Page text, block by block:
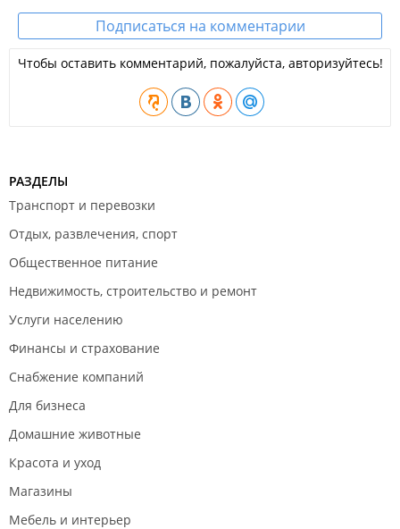
Подписаться на комментарии
Чтобы оставить комментарий, пожалуйста, авторизуйтесь!
РАЗДЕЛЫ
Транспорт и перевозки
Отдых, развлечения, спорт
Общественное питание
Недвижимость, строительство и ремонт
Услуги населению
Финансы и страхование
Снабжение компаний
Для бизнеса
Домашние животные
Красота и уход
Магазины
Мебель и интерьер